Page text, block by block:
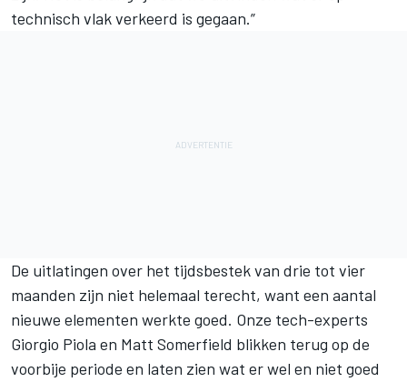
technisch vlak verkeerd is gegaan.”
De uitlatingen over het tijdsbestek van drie tot vier
maanden zijn niet helemaal terecht, want een aantal
nieuwe elementen werkte goed. Onze tech-experts
Giorgio Piola en Matt Somerfield blikken terug op de
voorbije periode en laten zien wat er wel en niet goed